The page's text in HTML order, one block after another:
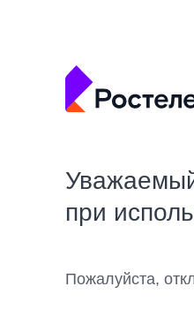
при
Пожалуйста,